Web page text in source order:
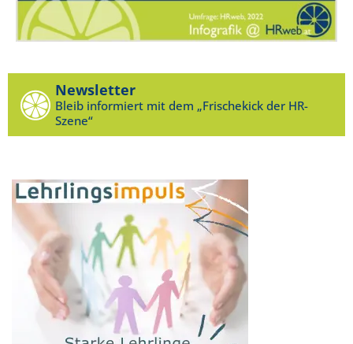
Newsletter
Bleib informiert mit dem „Frischekick der HR-
Szene“